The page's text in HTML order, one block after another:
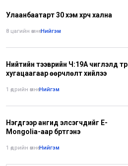
Улаанбаатарт 30 хэм хүрч хална
8 цагийн өмнө•Нийгэм
Нийтийн тээврийн Ч:19А чиглэлд түр
хугацаагаар өөрчлөлт хийлээ
1 өдрийн өмнө•Нийгэм
Нэгдүгээр ангид элсэгчдийг E-
Mongolia-аар бүртгэнэ
1 өдрийн өмнө•Нийгэм